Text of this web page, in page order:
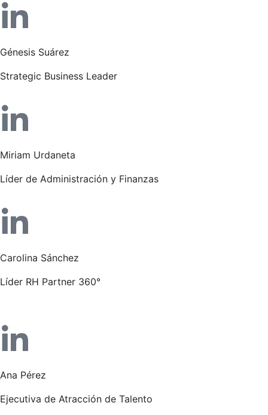
Génesis Suárez
Strategic Business Leader
Miriam Urdaneta
Líder de Administración y Finanzas
Carolina Sánchez
Líder RH Partner 360°
Ana Pérez
Ejecutiva de Atracción de Talento